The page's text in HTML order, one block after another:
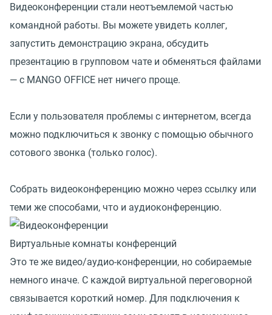
Видеоконференции стали неотъемлемой частью
командной работы. Вы можете увидеть коллег,
запустить демонстрацию экрана, обсудить
презентацию в групповом чате и обменяться файлами
— с MANGO OFFICE нет ничего проще.
Если у пользователя проблемы с интернетом, всегда
можно подключиться к звонку с помощью обычного
сотового звонка (только голос).
Собрать видеоконференцию можно через ссылку или
теми же способами, что и аудиоконференцию.
Виртуальные комнаты конференций
Это те же видео/аудио-конференции, но собираемые
немного иначе. С каждой виртуальной переговорной
связывается короткий номер. Для подключения к